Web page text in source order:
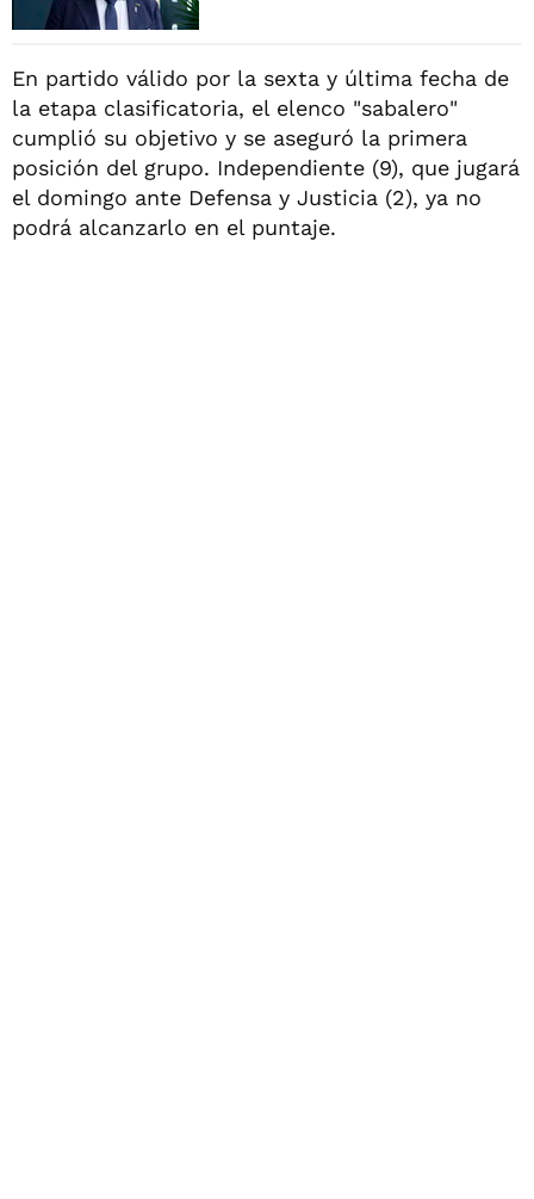
En partido válido por la sexta y última fecha de
la etapa clasificatoria, el elenco "sabalero"
cumplió su objetivo y se aseguró la primera
posición del grupo. Independiente (9), que jugará
el domingo ante Defensa y Justicia (2), ya no
podrá alcanzarlo en el puntaje.